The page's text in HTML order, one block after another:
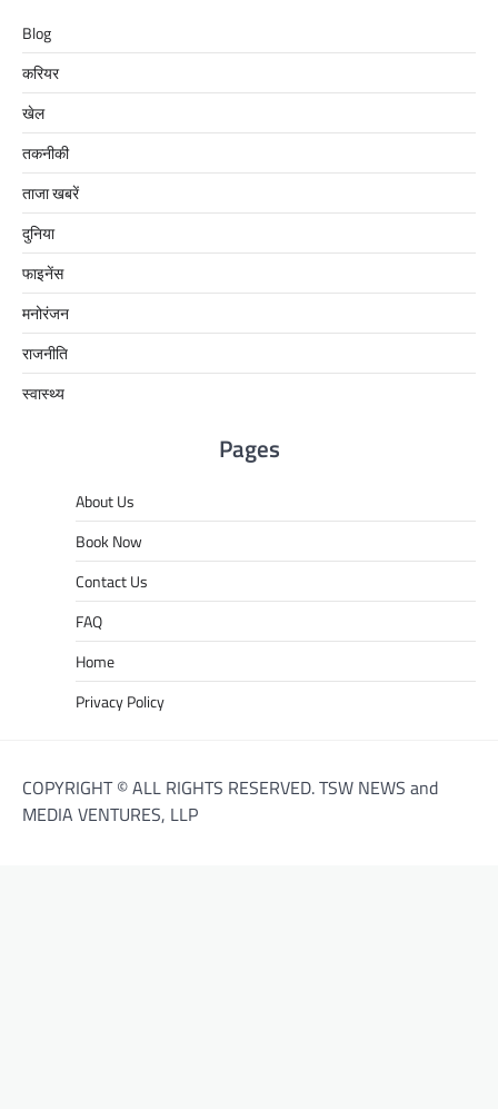
Blog
करियर
खेल
तकनीकी
ताजा खबरें
दुनिया
फाइनेंस
मनोरंजन
राजनीति
स्वास्थ्य
Pages
About Us
Book Now
Contact Us
FAQ
Home
Privacy Policy
COPYRIGHT © ALL RIGHTS RESERVED. TSW NEWS and
MEDIA VENTURES, LLP